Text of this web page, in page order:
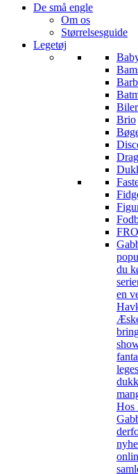
De små engle
Om os
Størrelsesguide
Legetøj
Brio
du
en
Hos